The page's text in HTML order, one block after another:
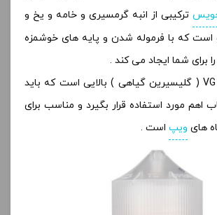
ترکیبی از انبه گرمسیری و خامه و یخ و
است که با فرموله شدن و پایه های خوشمزه
برای شما ایجاد می کند .
این جویس دارای VG ( گلیسیرین گیاهی ) بالایی است که باید
اهم مورد استفاده قرار بگیرد و مناسب برای
های ویپ است .